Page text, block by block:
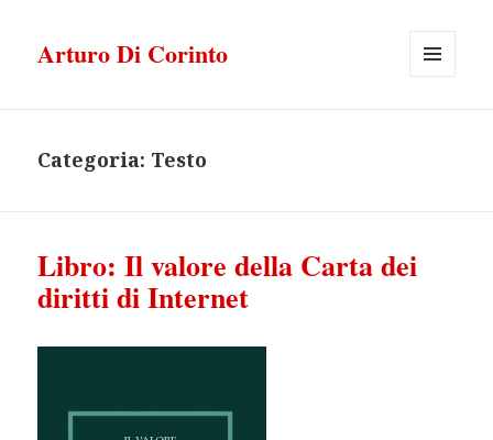
Arturo Di Corinto
Categoria: Testo
Libro: Il valore della Carta dei
diritti di Internet